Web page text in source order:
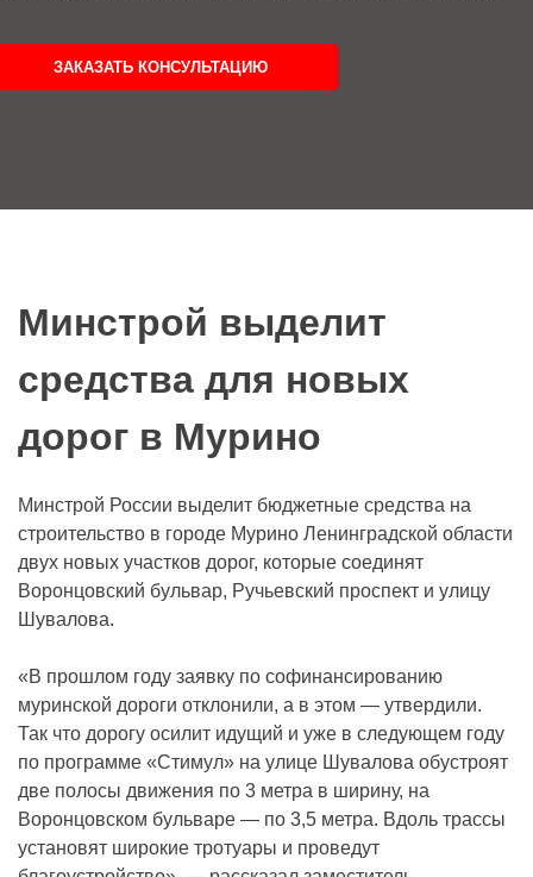
ЗАКАЗАТЬ КОНСУЛЬТАЦИЮ
Минстрой выделит
средства для новых
дорог в Мурино
Минстрой России выделит бюджетные средства на
строительство в городе Мурино Ленинградской области
двух новых участков дорог, которые соединят
Воронцовский бульвар, Ручьевский проспект и улицу
Шувалова.
«В прошлом году заявку по софинансированию
муринской дороги отклонили, а в этом — утвердили.
Так что дорогу осилит идущий и уже в следующем году
по программе «Стимул» на улице Шувалова обустроят
две полосы движения по 3 метра в ширину, на
Воронцовском бульваре — по 3,5 метра. Вдоль трассы
установят широкие тротуары и проведут